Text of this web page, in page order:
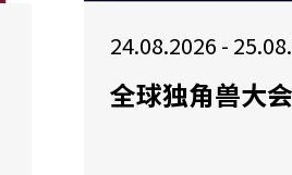
24.08.2026 -
全球独角兽大会